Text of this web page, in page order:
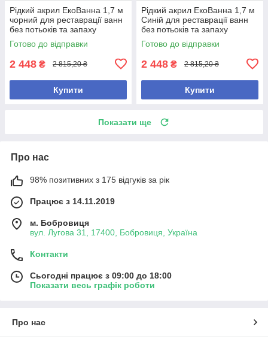
Рідкий акрил ЕкоВанна 1,7 м
чорний для реставрації ванн
без потьоків та запаху
Готово до відправки
2 448 ₴ 2 815,20 ₴
Купити
Рідкий акрил ЕкоВанна 1,7 м
Синій для реставрації ванн
без потьоків та запаху
Готово до відправки
2 448 ₴ 2 815,20 ₴
Купити
Показати ще
Про нас
98% позитивних з 175 відгуків за рік
Працює з 14.11.2019
м. Бобровиця
вул. Лугова 31, 17400, Бобровиця, Україна
Контакти
Сьогодні працює з 09:00 до 18:00
Показати весь графік роботи
Про нас